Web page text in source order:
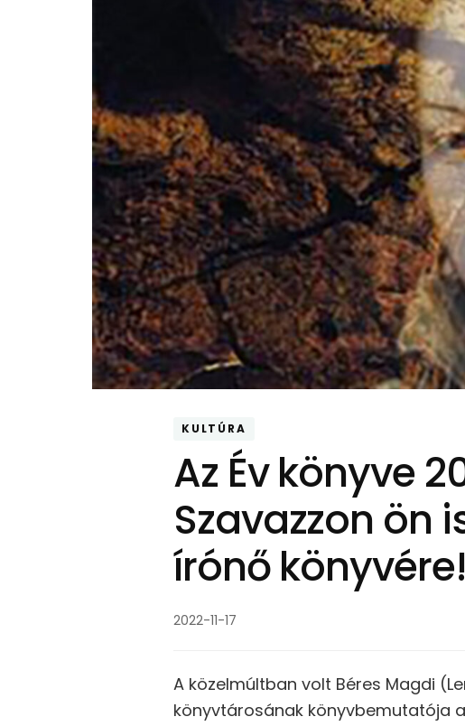
KULTÚRA
Az Év könyve
Szavazzon ön
írónő könyvére!
2022-11-17
A közelmúltban volt Béres Magdi
könyvtárosának könyvbemutatója